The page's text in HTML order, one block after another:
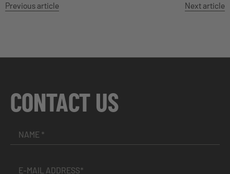
Previous article Next article
CONTACT US